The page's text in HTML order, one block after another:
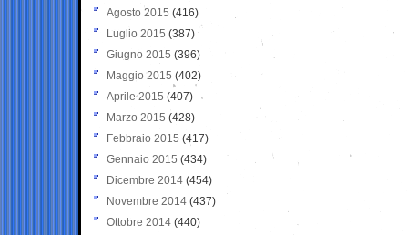
Agosto 2015 (416)
Luglio 2015 (387)
Giugno 2015 (396)
Maggio 2015 (402)
Aprile 2015 (407)
Marzo 2015 (428)
Febbraio 2015 (417)
Gennaio 2015 (434)
Dicembre 2014 (454)
Novembre 2014 (437)
Ottobre 2014 (440)